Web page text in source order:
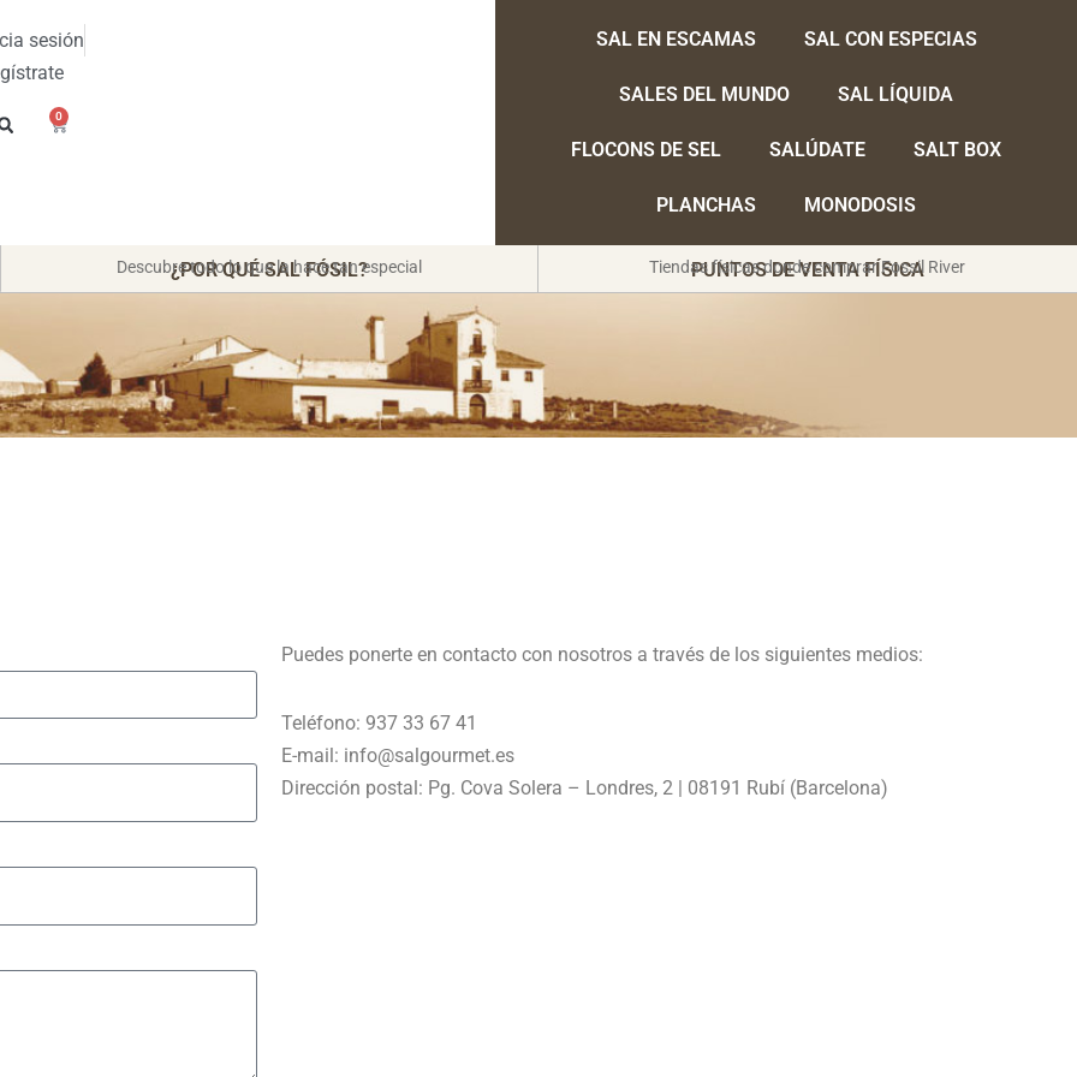
sesión
0
SAL EN ESCAMAS SAL CON ESPECIAS
SALES DEL MUNDO SAL LÍQUIDA
FLOCONS DE SEL SALÚDATE SALT BOX
PLANCHAS MONODOSIS
¿POR QUÉ SAL FÓSIL?
Descubre todo lo que la hace tan especial PUNTOS DE VENTA FÍSICA
Tiendas físicas donde comprar Fossil River
Puedes ponerte en contacto con nosotros a través de los siguientes medios:
Teléfono: 937 33 67 41
E-mail: info@salgourmet.es
Dirección postal: Pg. Cova Solera – Londres, 2 | 08191 Rubí (Barcelona)